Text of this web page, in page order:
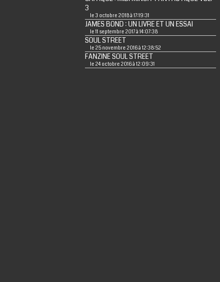
3
le 3 octobre 2018 à 17:19:31
JAMES BOND : UN LIVRE ET UN ESSAI
le 11 septembre 2017 à 14:07:38
SOUL STREET
le 25 novembre 2016 à 12:38:52
FANZINE SOUL STREET
le 24 octobre 2016 à 12:09:31